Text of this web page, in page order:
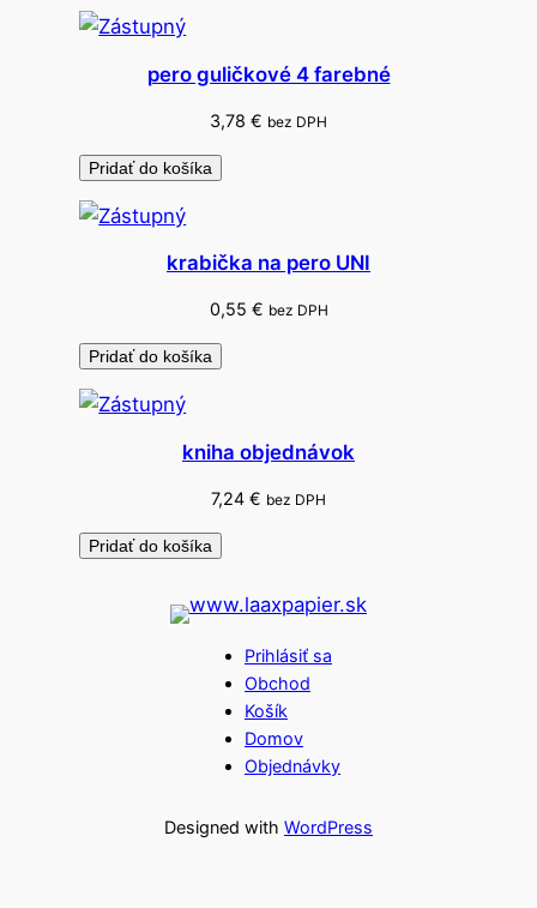
8
2
m
pero guličkové 4 farebné
3,78 € bez DPH
Pridať do košíka
krabička na pero UNI
0,55 € bez DPH
Pridať do košíka
kniha objednávok
7,24 € bez DPH
Pridať do košíka
Prihlásiť sa
Obchod
Košík
Domov
Objednávky
Designed with WordPress